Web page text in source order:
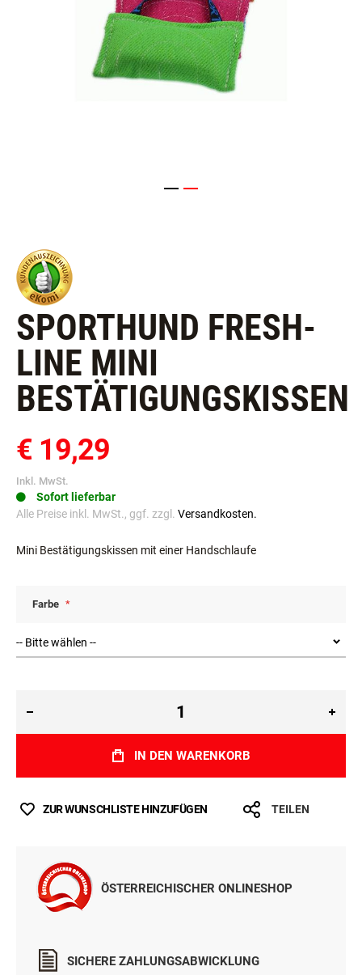
SPORTHUND FRESH-
LINE MINI
BESTÄTIGUNGSKISSEN
€ 19,29
Inkl. MwSt.
Sofort lieferbar
Alle Preise inkl. MwSt., ggf. zzgl. Versandkosten.
Mini Bestätigungskissen mit einer Handschlaufe
Farbe
IN DEN WARENKORB
ZUR WUNSCHLISTE HINZUFÜGEN TEILEN
ÖSTERREICHISCHER ONLINESHOP
SICHERE ZAHLUNGSABWICKLUNG